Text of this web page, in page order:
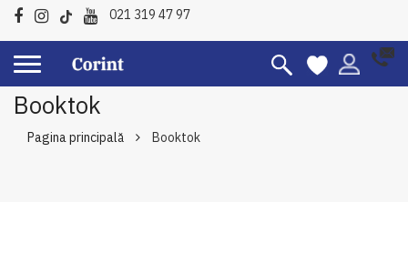
021 319 47 97
Booktok
Pagina principală Booktok